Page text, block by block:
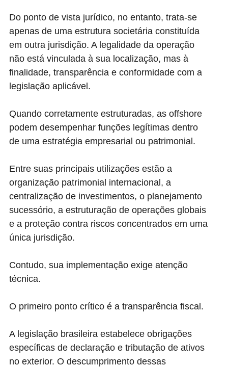
Do ponto de vista jurídico, no entanto, trata-se
apenas de uma estrutura societária constituída
em outra jurisdição. A legalidade da operação
não está vinculada à sua localização, mas à
finalidade, transparência e conformidade com a
legislação aplicável.
Quando corretamente estruturadas, as offshore
podem desempenhar funções legítimas dentro
de uma estratégia empresarial ou patrimonial.
Entre suas principais utilizações estão a
organização patrimonial internacional, a
centralização de investimentos, o planejamento
sucessório, a estruturação de operações globais
e a proteção contra riscos concentrados em uma
única jurisdição.
Contudo, sua implementação exige atenção
técnica.
O primeiro ponto crítico é a transparência fiscal.
A legislação brasileira estabelece obrigações
específicas de declaração e tributação de ativos
no exterior. O descumprimento dessas